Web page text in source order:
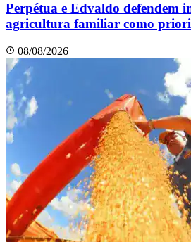
Perpétua e Edvaldo defendem
agricultura familiar como
08/08/2026